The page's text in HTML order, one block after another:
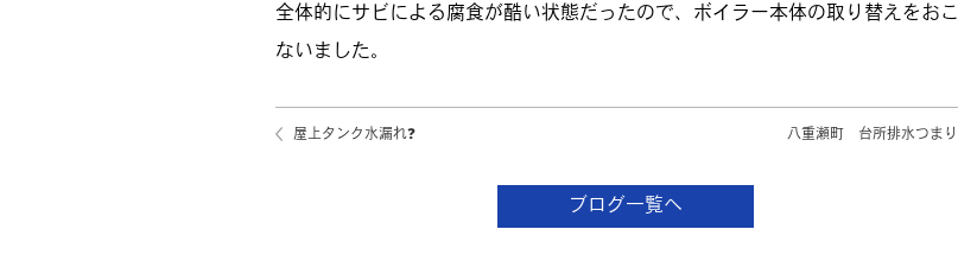
全体的にサビによる腐食が酷い状態だったので、ボイラー本体の取り替えをおこ
ないました。
屋上タンク水漏れ❓ 八重瀬町 台所排水つまり
ブログ一覧へ